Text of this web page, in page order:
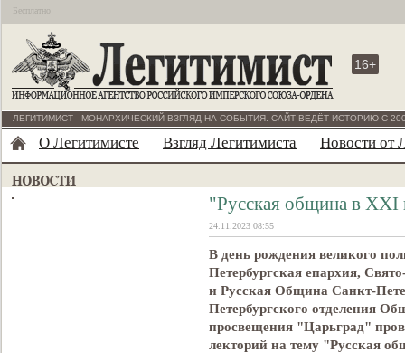
Бесплатно
16+
ЛЕГИТИМИСТ - МОНАРХИЧЕСКИЙ ВЗГЛЯД НА СОБЫТИЯ. САЙТ ВЕДЁТ ИСТОРИЮ С
О Легитимисте Взгляд Легитимиста Новости от
"Русская община в XXI
24.11.2023 08:55
В день рождения великого
Петербургская епархия,
и Русская Община Санкт-
Петербургского отделения
просвещения "Царьград"
лекторий на тему "Русская